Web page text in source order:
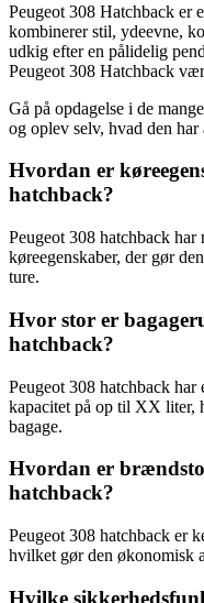
Peugeot 308 Hatchback er
kombinerer stil, ydeevne,
udkig efter en pålidelig
Peugeot 308 Hatchback
Gå på opdagelse i de
og oplev selv, hvad den har
Hvordan er
hatchback?
Peugeot 308 hatchback har
køreegenskaber, der gør
ture.
Hvor stor er
hatchback?
Peugeot 308 hatchback har
kapacitet på op til XX liter,
bagage.
Hvordan er
hatchback?
Peugeot 308 hatchback er
hvilket gør den økonomisk
Hvilke